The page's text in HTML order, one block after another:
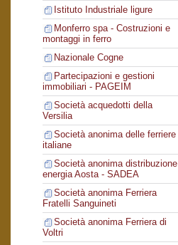
Istituto Industriale ligure
Monferro spa - Costruzioni e
montaggi in ferro
Nazionale Cogne
Partecipazioni e gestioni
immobiliari - PAGEIM
Società acquedotti della
Versilia
Società anonima delle ferriere
italiane
Società anonima distribuzione
energia Aosta - SADEA
Società anonima Ferriera
Fratelli Sanguineti
Società anonima Ferriera di
Voltri